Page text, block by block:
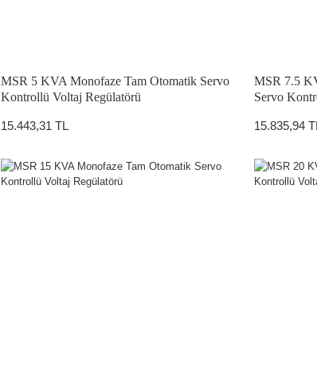
MSR 5 KVA Monofaze Tam Otomatik Servo
Kontrollü Voltaj Regülatörü
15.443,31 TL
MSR 7.5
Servo
15.835,94